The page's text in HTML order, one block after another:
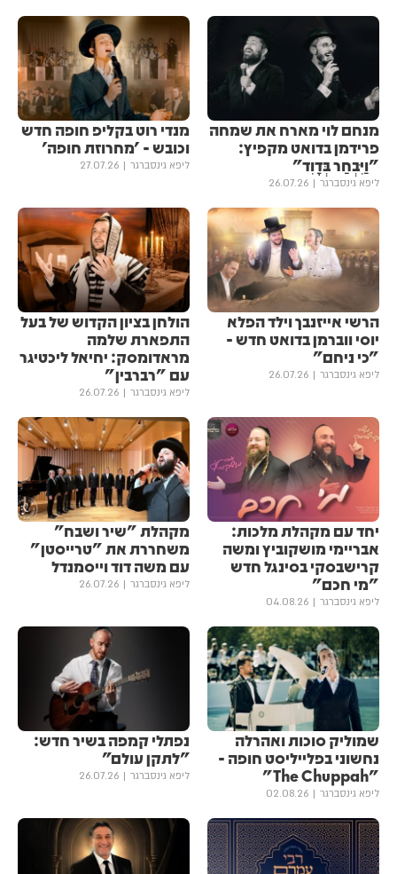
מנחם לוי מארח את שמחה
פרידמן בדואט מקפיץ:
"וַיִּבְחַר בְּדָוִד"
ליפא גינסברגר 26.07.26
מנדי רוט בקליפ חופה חדש
וכובש - 'מחרוזת חופה'
ליפא גינסברגר 27.07.26
הרשי אייזנבך וילד הפלא
יוסי ווברמן בדואט חדש -
"כי ניחם"
ליפא גינסברגר 26.07.26
הולחן בציון הקדוש של בעל
התפארת שלמה
מראדומסק: יחיאל ליכטיגר
עם "רברבין"
ליפא גינסברגר 26.07.26
יחד עם מקהלת מלכות:
אבריימי מושקוביץ ומשה
קרישבסקי בסינגל חדש
"מי חכם"
ליפא גינסברגר 04.08.26
מקהלת "שיר ושבח"
משחררת את "טרייסטן"
עם משה דוד וייסמנדל
ליפא גינסברגר 26.07.26
שמוליק סוכות ואהרלה
נחשוני בפלייליסט חופה -
"The Chuppah"
ליפא גינסברגר 02.08.26
נפתלי קמפה בשיר חדש:
״לתקן עולם״
ליפא גינסברגר 26.07.26